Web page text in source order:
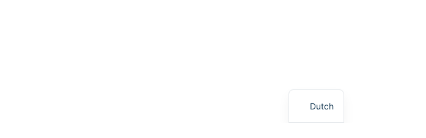
Dutch